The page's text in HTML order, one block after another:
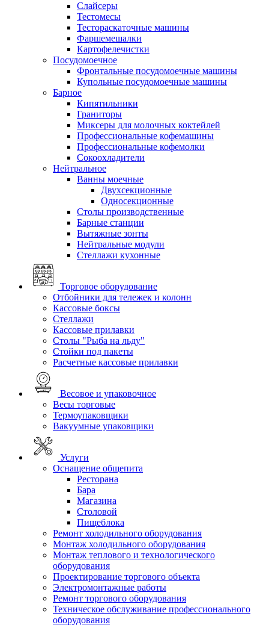
Слайсеры
Тестомесы
Тестораскаточные машины
Фаршемешалки
Картофелечистки
Посудомоечное
Фронтальные посудомоечные машины
Купольные посудомоечные машины
Барное
Кипятильники
Граниторы
Миксеры для молочных коктейлей
Профессиональные кофемашины
Профессиональные кофемолки
Сокоохладители
Нейтральное
Ванны моечные
Двухсекционные
Односекционные
Столы производственные
Барные станции
Вытяжные зонты
Нейтральные модули
Стеллажи кухонные
Торговое оборудование
Отбойники для тележек и колонн
Кассовые боксы
Стеллажи
Кассовые прилавки
Столы "Рыба на льду"
Стойки под пакеты
Расчетные кассовые прилавки
Весовое и упаковочное
Весы торговые
Термоупаковщики
Вакуумные упаковщики
Услуги
Оснащение общепита
Ресторана
Бара
Магазина
Столовой
Пищеблока
Ремонт холодильного оборудования
Монтаж холодильного оборудования
Монтаж теплового и технологического
оборудования
Проектирование торгового объекта
Электромонтажные работы
Ремонт торгового оборудования
Техническое обслуживание профессионального
оборудования